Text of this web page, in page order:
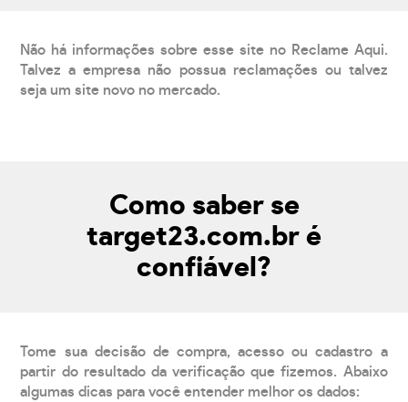
Não há informações sobre esse site no Reclame Aqui.
Talvez a empresa não possua reclamações ou talvez
seja um site novo no mercado.
Como saber se
target23.com.br é
confiável?
Tome sua decisão de compra, acesso ou cadastro a
partir do resultado da verificação que fizemos. Abaixo
algumas dicas para você entender melhor os dados: